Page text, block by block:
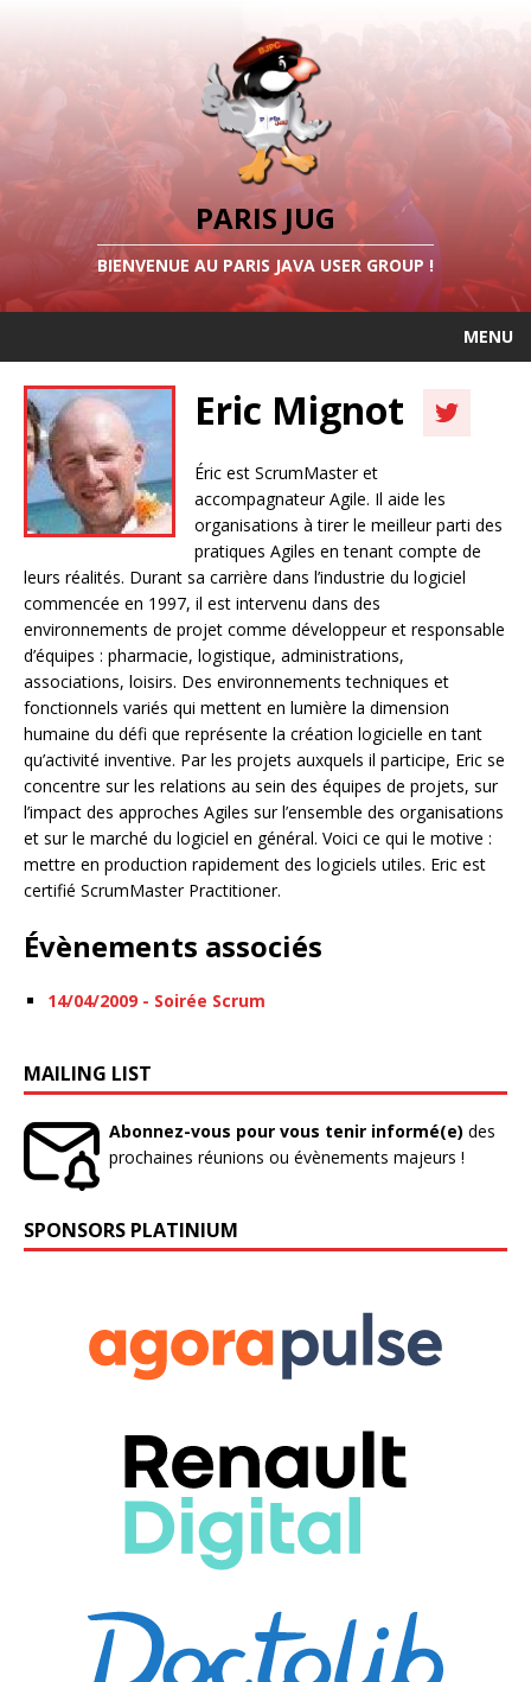
PARIS JUG
BIENVENUE AU PARIS JAVA USER GROUP !
MENU
Eric Mignot
Éric est ScrumMaster et
accompagnateur Agile. Il aide les
organisations à tirer le meilleur parti des
pratiques Agiles en tenant compte de
leurs réalités. Durant sa carrière dans l’industrie du logiciel
commencée en 1997, il est intervenu dans des
environnements de projet comme développeur et responsable
d’équipes : pharmacie, logistique, administrations,
associations, loisirs. Des environnements techniques et
fonctionnels variés qui mettent en lumière la dimension
humaine du défi que représente la création logicielle en tant
qu’activité inventive. Par les projets auxquels il participe, Eric se
concentre sur les relations au sein des équipes de projets, sur
l’impact des approches Agiles sur l’ensemble des organisations
et sur le marché du logiciel en général. Voici ce qui le motive :
mettre en production rapidement des logiciels utiles. Eric est
certifié ScrumMaster Practitioner.
Évènements associés
14/04/2009 - Soirée Scrum
MAILING LIST
Abonnez-vous pour vous tenir informé(e) des
prochaines réunions ou évènements majeurs !
SPONSORS PLATINIUM